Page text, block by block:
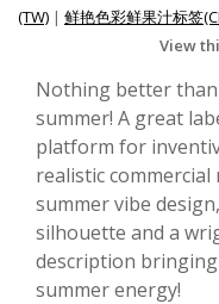
(TW) | 鲜艳色彩鲜果汁标签
View
Nothing better
summer! A great
platform for
realistic commercial
summer vibe
silhouette and a
description
summer energy!